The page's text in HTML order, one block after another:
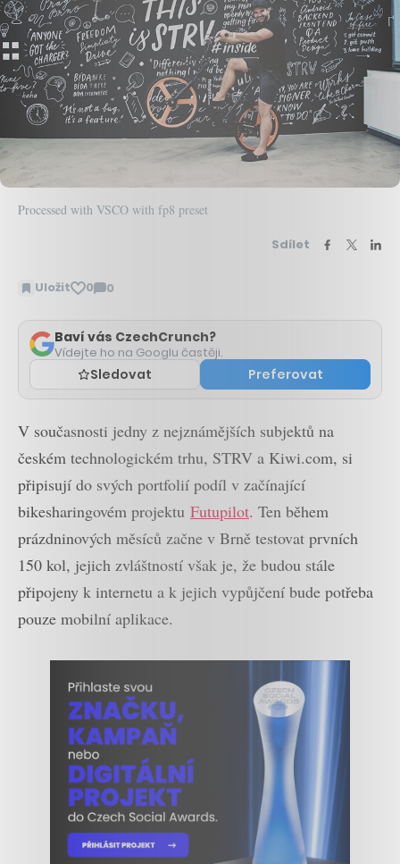
Processed with VSCO with fp8 preset
Sdílet
Uložit 0 0
Zobrazit
Baví vás CzechCrunch?
Vídejte ho na Googlu častěji.
Sledovat Preferovat
V současnosti jedny z nejznámějších subjektů na
českém technologickém trhu, STRV a Kiwi.com, si
připisují do svých portfolií podíl v začínající
bikesharingovém projektu Futupilot. Ten během
prázdninových měsíců začne v Brně testovat prvních
150 kol, jejich zvláštností však je, že budou stále
připojeny k internetu a k jejich vypůjčení bude potřeba
pouze mobilní aplikace.